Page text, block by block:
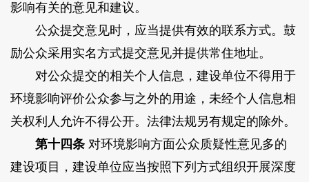
影响有关的意见和建议。
公众提交意见时，应当提供有效的联系方式。鼓
励公众采用实名方式提交意见并提供常住地址。
对公众提交的相关个人信息，建设单位不得用于
环境影响评价公众参与之外的用途，未经个人信息相
关权利人允许不得公开。法律法规另有规定的除外。
第十四条对环境影响方面公众质疑性意见多的
建设项目，建设单位应当按照下列方式组织开展深度